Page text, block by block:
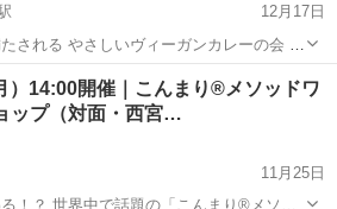
12月17日
ンカレーの会 〜
ーガン・グルテンフリーにこ...
口駅 ワークショップ ヴィーガン
）14:00開催｜こんまり®メソッドワ
ップ（対面・西宮…
11月25日
り®️メソッ